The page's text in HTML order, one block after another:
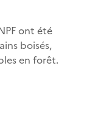
ont été
boisés,
en forêt.